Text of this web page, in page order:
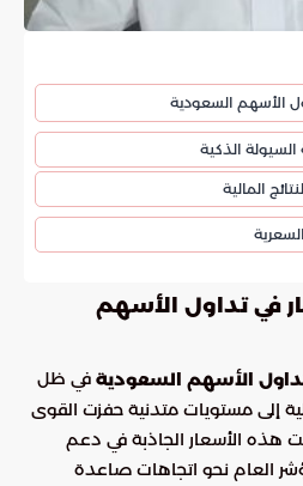
الأسهم السعودية
الذكية
المالية
في تداول الأسهم
الأسهم السعودية في ظل
إلى مستويات متدنية حفزت القوى
هذه الأسعار الجاذبة في دعم
العام نحو اتجاهات صاعدة